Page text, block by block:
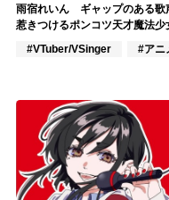
雨宿れいん ギャップのある歌
惹きつけるポンコツ天才魔法少
#VTuber/VSinger
#アニ